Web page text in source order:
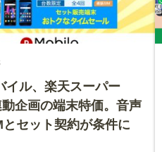
イル、楽天スーパー
企画の端末特価。音声
とセット契約が条件に